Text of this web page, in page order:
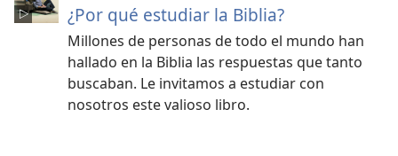
¿Por qué estudiar la Biblia?
Millones de personas de todo el mundo han
hallado en la Biblia las respuestas que tanto
buscaban. Le invitamos a estudiar con
nosotros este valioso libro.